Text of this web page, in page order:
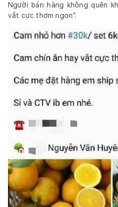
Người bán hàng không quên
vắt cực thơm ngon”.